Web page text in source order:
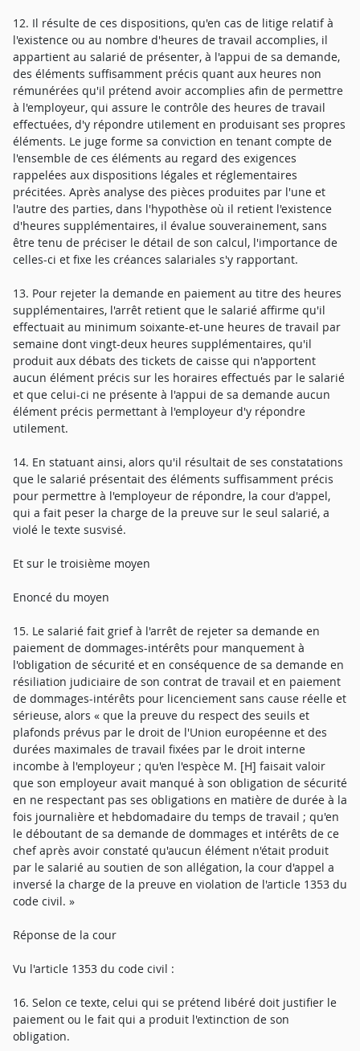
12. Il résulte de ces dispositions, qu'en cas de litige relatif à
l'existence ou au nombre d'heures de travail accomplies, il
appartient au salarié de présenter, à l'appui de sa demande,
des éléments suffisamment précis quant aux heures non
rémunérées qu'il prétend avoir accomplies afin de permettre
à l'employeur, qui assure le contrôle des heures de travail
effectuées, d'y répondre utilement en produisant ses propres
éléments. Le juge forme sa conviction en tenant compte de
l'ensemble de ces éléments au regard des exigences
rappelées aux dispositions légales et réglementaires
précitées. Après analyse des pièces produites par l'une et
l'autre des parties, dans l'hypothèse où il retient l'existence
d'heures supplémentaires, il évalue souverainement, sans
être tenu de préciser le détail de son calcul, l'importance de
celles-ci et fixe les créances salariales s'y rapportant.
13. Pour rejeter la demande en paiement au titre des heures
supplémentaires, l'arrêt retient que le salarié affirme qu'il
effectuait au minimum soixante-et-une heures de travail par
semaine dont vingt-deux heures supplémentaires, qu'il
produit aux débats des tickets de caisse qui n'apportent
aucun élément précis sur les horaires effectués par le salarié
et que celui-ci ne présente à l'appui de sa demande aucun
élément précis permettant à l'employeur d'y répondre
utilement.
14. En statuant ainsi, alors qu'il résultait de ses constatations
que le salarié présentait des éléments suffisamment précis
pour permettre à l'employeur de répondre, la cour d'appel,
qui a fait peser la charge de la preuve sur le seul salarié, a
violé le texte susvisé.
Et sur le troisième moyen
Enoncé du moyen
15. Le salarié fait grief à l'arrêt de rejeter sa demande en
paiement de dommages-intérêts pour manquement à
l'obligation de sécurité et en conséquence de sa demande en
résiliation judiciaire de son contrat de travail et en paiement
de dommages-intérêts pour licenciement sans cause réelle et
sérieuse, alors « que la preuve du respect des seuils et
plafonds prévus par le droit de l'Union européenne et des
durées maximales de travail fixées par le droit interne
incombe à l'employeur ; qu'en l'espèce M. [H] faisait valoir
que son employeur avait manqué à son obligation de sécurité
en ne respectant pas ses obligations en matière de durée à la
fois journalière et hebdomadaire du temps de travail ; qu'en
le déboutant de sa demande de dommages et intérêts de ce
chef après avoir constaté qu'aucun élément n'était produit
par le salarié au soutien de son allégation, la cour d'appel a
inversé la charge de la preuve en violation de l'article 1353 du
code civil. »
Réponse de la cour
Vu l'article 1353 du code civil :
16. Selon ce texte, celui qui se prétend libéré doit justifier le
paiement ou le fait qui a produit l'extinction de son
obligation.